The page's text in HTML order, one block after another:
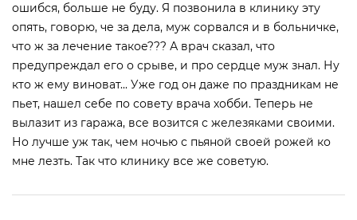
ошибся, больше не буду. Я позвонила в клинику эту
опять, говорю, че за дела, муж сорвался и в больничке,
что ж за лечение такое??? А врач сказал, что
предупреждал его о срыве, и про сердце муж знал. Ну
кто ж ему виноват... Уже год он даже по праздникам не
пьет, нашел себе по совету врача хобби. Теперь не
вылазит из гаража, все возится с железяками своими.
Но лучше уж так, чем ночью с пьяной своей рожей ко
мне лезть. Так что клинику все же советую.